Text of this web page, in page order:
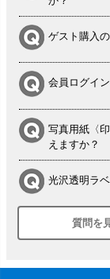
ゲスト購入
会員ログイ
写真用紙〈
えますか？
光沢透明ラ
シルバーペ
は？
質問を